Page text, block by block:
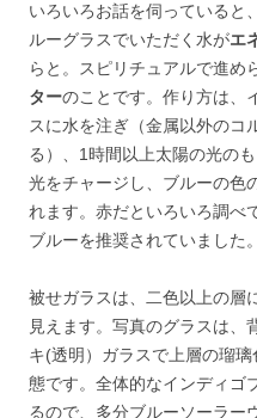
いろいろお話を伺っていると
ルーグラスでいただく水がエ
らと。スピリチュアルで進め
ターのことです。作り方は、
スに水を注ぎ（金属以外のコ
る）、1時間以上太陽の光の
光をチャージし、ブルーの色
れます。赤だといろいろ調べ
ブルーを推奨されていました。
被せガラスは、二色以上の層
見えます。写真のグラスは、
キ(透明）ガラスで上層の瑠
態です。全体的なインディゴ
るので、多分ブルーソーラー